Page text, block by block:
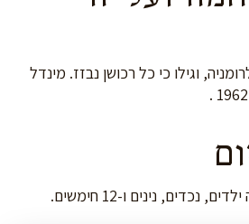
וגילו כי כל רכושן נבזז. מינדל
נינים ו-12 חימשים.